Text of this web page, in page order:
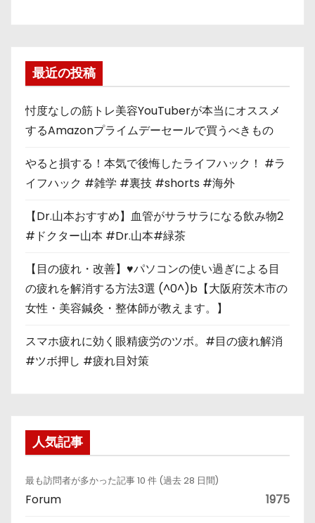
最近の投稿
忖度なしの筋トレ美容YouTuberが本当にオススメ
するAmazonプライムデーセールで買うべきもの
やると損する！本気で後悔したライフハック！ #ラ
イフハック #雑学 #裏技 #shorts #海外
【Dr.山本おすすめ】血管がサラサラになる飲み物2
#ドクター山本 #Dr.山本#緑茶
【目の疲れ・改善】♥パソコンの使い過ぎによる目
の疲れを解消する方法3選 (^0^)b【大阪府茨木市の
女性・美容鍼灸・整体師が教えます。】
スマホ疲れに効く眼精疲労のツボ。#目の疲れ解消
#ツボ押し #疲れ目対策
人気記事
最も訪問者が多かった記事 10 件 (過去 28 日間)
Forum 1975